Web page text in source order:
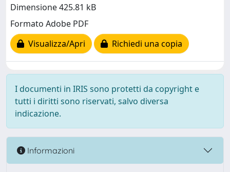
Dimensione 425.81 kB
Formato Adobe PDF
Visualizza/Apri
Richiedi una copia
I documenti in IRIS sono protetti da copyright e
tutti i diritti sono riservati, salvo diversa
indicazione.
Informazioni